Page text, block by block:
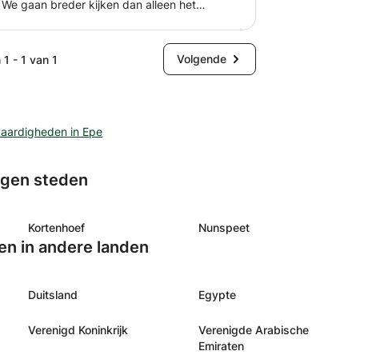
gaan breder kijken dan alleen het
- 1 van 1 Volgende
in Epe
steden
Kortenhoef Nunspeet
in andere landen
Duitsland Egypte
Verenigd Koninkrijk
Verenigde Arabische
Emiraten